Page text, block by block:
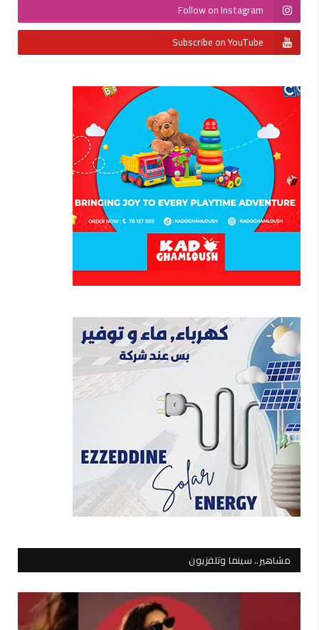
Follow on Instagram
Subscribe on YouTube
مشاهير.. سينما وتلفزيون